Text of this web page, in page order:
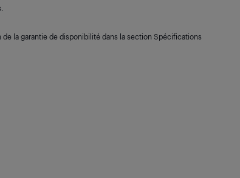
la garantie de disponibilité dans la section Spécifications